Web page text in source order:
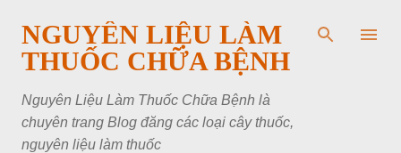
Chuyển đến nội dung chính
NGUYÊN LIỆU LÀM
THUỐC CHỮA BỆNH
Nguyên Liệu Làm Thuốc Chữa Bệnh là
chuyên trang Blog đăng các loại cây thuốc,
nguyên liệu làm thuốc